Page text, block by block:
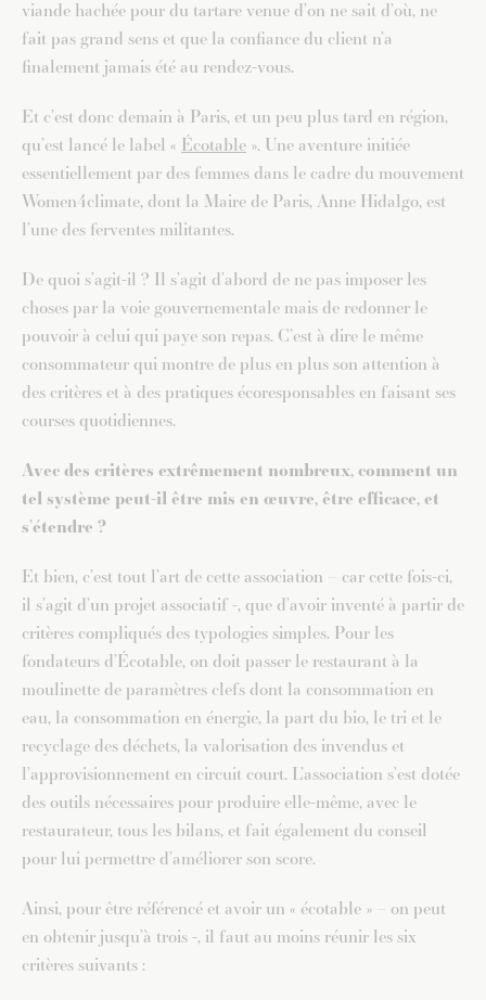
viande hachée pour du tartare venue d’on ne sait d’où, ne
fait pas grand sens et que la confiance du client n’a
finalement jamais été au rendez-vous.
Et c’est donc demain à Paris, et un peu plus tard en région,
qu’est lancé le label « Écotable ». Une aventure initiée
essentiellement par des femmes dans le cadre du mouvement
Women4climate, dont la Maire de Paris, Anne Hidalgo, est
l’une des ferventes militantes.
De quoi s’agit-il ? Il s’agit d’abord de ne pas imposer les
choses par la voie gouvernementale mais de redonner le
pouvoir à celui qui paye son repas. C’est à dire le même
consommateur qui montre de plus en plus son attention à
des critères et à des pratiques écoresponsables en faisant ses
courses quotidiennes.
Avec des critères extrêmement nombreux, comment un
tel système peut-il être mis en œuvre, être efficace, et
s’étendre ?
Et bien, c’est tout l’art de cette association – car cette fois-ci,
il s’agit d’un projet associatif -, que d’avoir inventé à partir de
critères compliqués des typologies simples. Pour les
fondateurs d’Écotable, on doit passer le restaurant à la
moulinette de paramètres clefs dont la consommation en
eau, la consommation en énergie, la part du bio, le tri et le
recyclage des déchets, la valorisation des invendus et
l’approvisionnement en circuit court. L’association s’est dotée
des outils nécessaires pour produire elle-même, avec le
restaurateur, tous les bilans, et fait également du conseil
pour lui permettre d’améliorer son score.
Ainsi, pour être référencé et avoir un « écotable » – on peut
en obtenir jusqu’à trois -, il faut au moins réunir les six
critères suivants :